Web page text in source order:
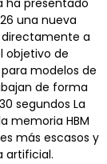
ha presentado
una nueva
directamente a
objetivo de
modelos de
de forma
segundos La
memoria HBM
más escasos y
artificial.